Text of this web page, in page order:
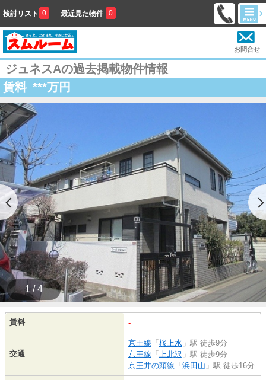
検討リスト 0 最近見た物件 0
お問合せ
ジュネスAの過去掲載物件情報
賃料 ***万円
1 / 4
賃料 -
交通
京王線 「 桜上水 」駅 徒歩9分
京王線 「 上北沢 」駅 徒歩9分
京王井の頭線 「 浜田山 」駅 徒歩16分